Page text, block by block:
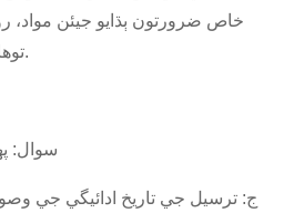
خاص ضرورتون ٻڌايو جيئن مواد،
توهان کي گهربل مقدار، وغيره.
سوال: